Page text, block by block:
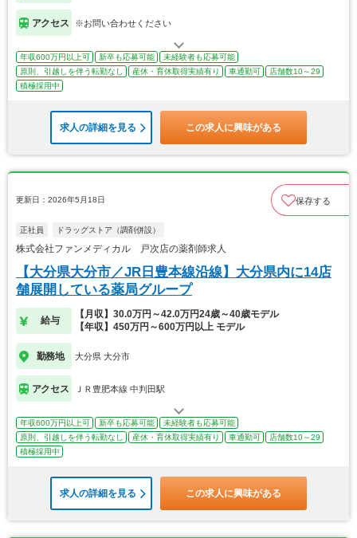
アクセス ※お問い合わせください
年収600万円以上可 新卒も応募可能
未経験者も応募可能
原則、引越しを伴う転勤なし
産休・育休取得実績有り 車通勤可
店舗数10～29
積極採用中
求人の詳細を見る この求人に興味がある
更新日：2026年5月18日 保存する
正社員 ドラッグストア（調剤併設）
株式会社ファンメディカル 戸次店の薬剤師求人
【大分県大分市／JR日豊本線沿線】大分県内に14店
舗展開している薬局グループ
給与
【月収】30.0万円～42.0万円24歳～40歳モデル
【年収】450万円～600万円以上 モデル
勤務地 大分県 大分市
アクセス ＪＲ豊肥本線 中判田駅
年収600万円以上可 新卒も応募可能
未経験者も応募可能
原則、引越しを伴う転勤なし
産休・育休取得実績有り 車通勤可
店舗数10～29
積極採用中
求人の詳細を見る この求人に興味がある